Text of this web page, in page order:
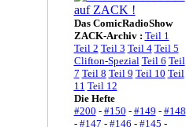
Das ComicRadioShow
ZACK-Archiv : Teil 1
Teil 2 Teil 3 Teil 4 Teil 5
Clifton-Spezial Teil 6 Teil
7 Teil 8 Teil 9 Teil 10 Teil
11 Teil 12
Die Hefte
#200 - #150 - #149 - #148
- #147 - #146 - #145 -